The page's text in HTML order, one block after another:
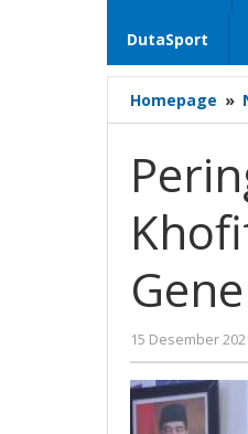
DutaSport
Homepage »
15 Desember